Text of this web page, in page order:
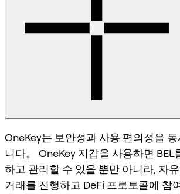
OneKey는 보안성과 사용 편의성을
니다。 OneKey 지갑을 사용하면 BEL
하고 관리할 수 있을 뿐만 아니라, 자
거래를 진행하고 DeFi 프로토콜에 참